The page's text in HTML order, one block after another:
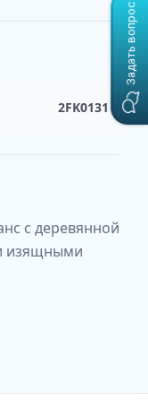
2FK0131
с деревянной
изящными
Задать вопрос